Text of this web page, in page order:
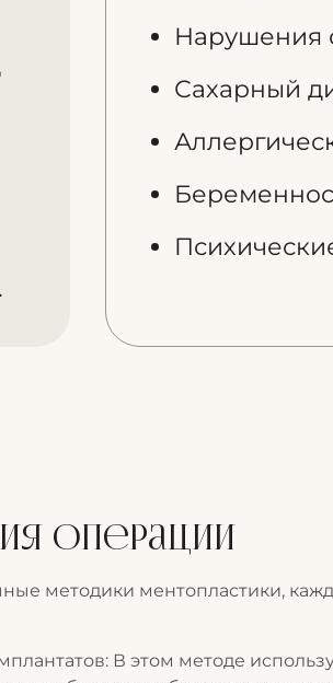
Нарушения
Сахарный
операции
методики ментопластики,
В этом методе